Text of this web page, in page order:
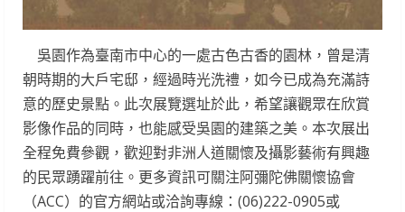
吳園作為臺南市中心的一處古色古香的園林，曾是清
朝時期的大戶宅邸，經過時光洗禮，如今已成為充滿詩
意的歷史景點。此次展覽選址於此，希望讓觀眾在欣賞
影像作品的同時，也能感受吳園的建築之美。本次展出
全程免費參觀，歡迎對非洲人道關懷及攝影藝術有興趣
的民眾踴躍前往。更多資訊可關注阿彌陀佛關懷協會
（ACC）的官方網站或洽詢專線：(06)222-0905或